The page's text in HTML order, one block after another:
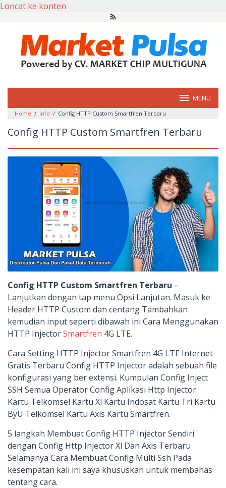
Loncat ke konten
MENU
Home / info / Config HTTP Custom Smartfren Terbaru
Config HTTP Custom Smartfren Terbaru
Config HTTP Custom Smartfren Terbaru –
Lanjutkan dengan tap menu Opsi Lanjutan. Masuk ke
Header HTTP Custom dan centang Tambahkan
kemudian input seperti dibawah ini Cara Menggunakan
HTTP InjectorSmartfren 4G LTE.
Cara Setting HTTP Injector Smartfren 4G LTE Internet
Gratis Terbaru Config HTTP Injector adalah sebuah file
konfigurasi yang ber extensi. Kumpulan Config Inject
SSH Semua Operator Config Aplikasi Http Injector
Kartu Telkomsel Kartu Xl Kartu Indosat Kartu Tri Kartu
ByU Telkomsel Kartu Axis Kartu Smartfren.
5 langkah Membuat Config HTTP Injector Sendiri
dengan Config Http Injector Xl Dan Axis Terbaru
Selamanya Cara Membuat Config Multi Ssh Pada
kesempatan kali ini saya khususkan untuk membahas
tentang cara.